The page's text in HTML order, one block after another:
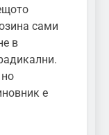
сами
в
е